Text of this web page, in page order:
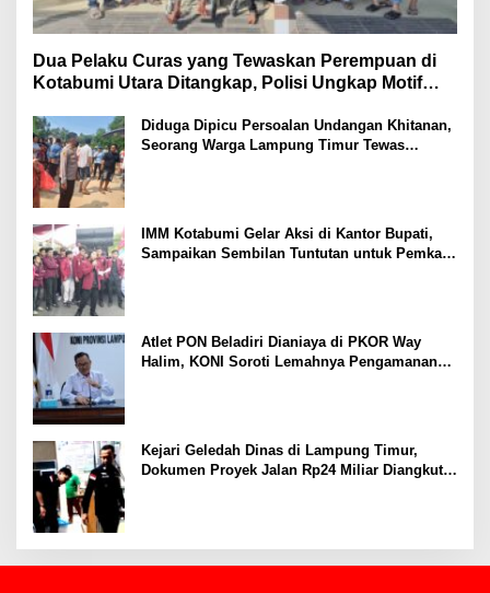
Dua Pelaku Curas yang Tewaskan Perempuan di
Kotabumi Utara Ditangkap, Polisi Ungkap Motif
Diduga Dipicu Persoalan Undangan Khitanan,
Seorang Warga Lampung Timur Tewas
IMM Kotabumi Gelar Aksi di Kantor Bupati,
Sampaikan Sembilan Tuntutan untuk Pemkab
Atlet PON Beladiri Dianiaya di PKOR Way
Halim, KONI Soroti Lemahnya Pengamanan
Kejari Geledah Dinas di Lampung Timur,
Dokumen Proyek Jalan Rp24 Miliar Diangkut